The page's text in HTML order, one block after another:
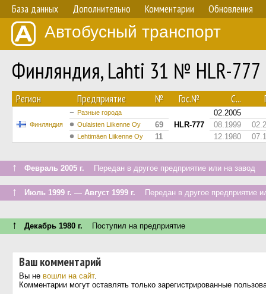
База данных Дополнительно Комментарии Обновления
Автобусный транспорт
Финляндия, Lahti 31 № HLR-777
Регион Предприятие № Гос.№ С...
Финляндия
Разные города
HLR-777
02.2005
Oulaisten Liikenne Oy 69 08.1999
Lehtimäen Liikenne Oy 11 12.1980
↑ Февраль 2005 г. Передан в другое предприятие или на завод
↑ Июль 1999 г. — Август 1999 г. Передан в другое предприятие
↑ Декабрь 1980 г. Поступил на предприятие
Ваш комментарий
Вы не вошли на сайт.
Комментарии могут оставлять только зарегистрированные